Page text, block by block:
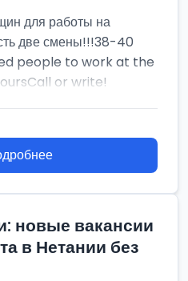
для работы на
две смены!!!38-40
people to work at the
or write!
новые вакансии
в Нетании без